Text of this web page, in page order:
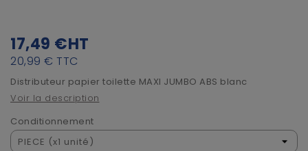
17,49 €HT
20,99 € TTC
Distributeur papier toilette MAXI JUMBO ABS blanc
Voir la description
Conditionnement